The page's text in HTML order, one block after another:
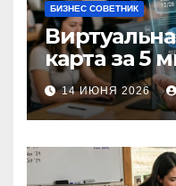
БИЗНЕС СОВЕТНИК
карта за 5
банков с
14 ИЮНЯ 2026